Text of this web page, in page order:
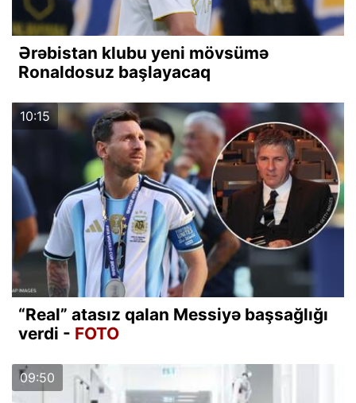
Ərəbistan klubu yeni mövsümə
Ronaldosuz başlayacaq
10:15
“Real” atasız qalan Messiyə başsağlığı
verdi - FOTO
09:50